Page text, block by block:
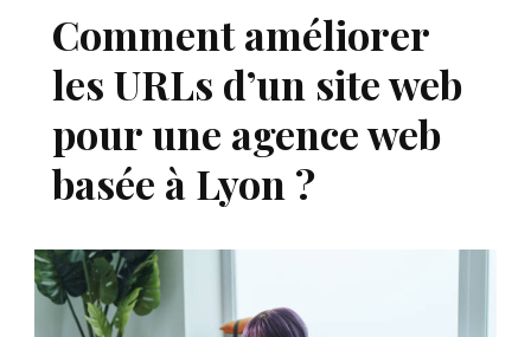
Comment améliorer
les URLs d’un site web
pour une agence web
basée à Lyon ?